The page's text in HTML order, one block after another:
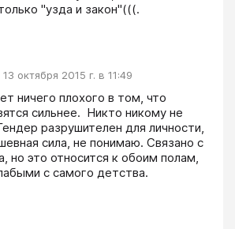
"узда и закон"(((.
13 октября 2015 г. в 11:49
ничего плохого в том, что
сильнее.  Никто никому не
разрушителен для личности,
сила, не понимаю. Связано с
но это относится к обоим полам,
с самого детства.